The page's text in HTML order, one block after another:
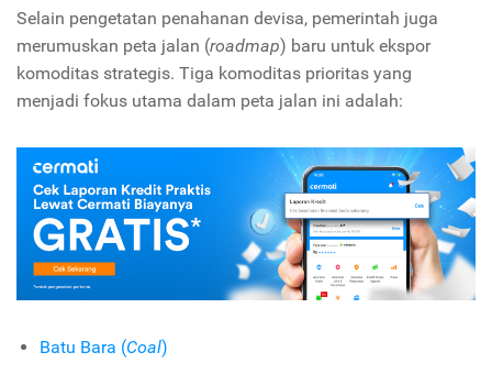
Selain pengetatan penahanan devisa, pemerintah juga
merumuskan peta jalan (roadmap) baru untuk ekspor
komoditas strategis. Tiga komoditas prioritas yang
menjadi fokus utama dalam peta jalan ini adalah:
Batu Bara (Coal)